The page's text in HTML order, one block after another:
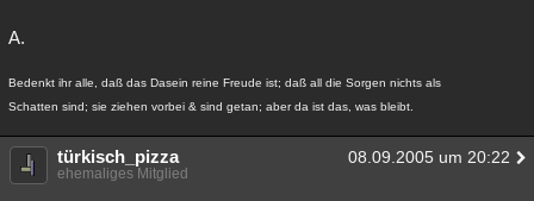
A.
Bedenkt ihr alle, daß das Dasein reine Freude ist; daß all die Sorgen nichts als
Schatten sind; sie ziehen vorbei & sind getan; aber da ist das, was bleibt.
türkisch_pizza 08.09.2005 um 20:22
ehemaliges Mitglied